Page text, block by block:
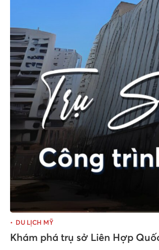
DU LỊCH MỸ
Khám phá trụ sở Liên Hợp